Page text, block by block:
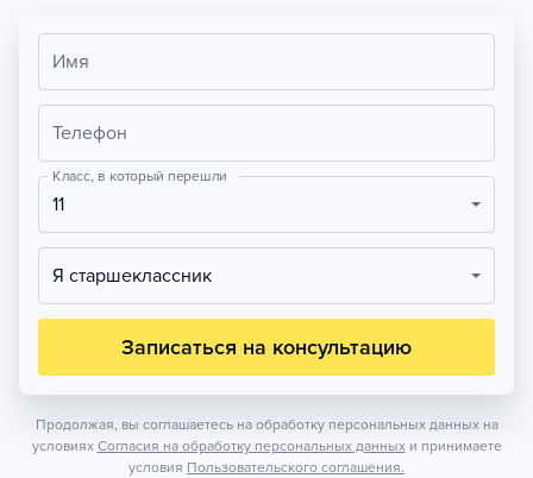
Имя
Телефон
Класс, в который перешли
11
Я старшеклассник
Записаться на консультацию
Продолжая, вы соглашаетесь на обработку персональных данных на
условиях Согласия на обработку персональных данных и принимаете
условия Пользовательского соглашения.